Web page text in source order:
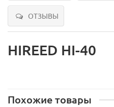
ОТЗЫВЫ
HIREED HI-40
Похожие товары